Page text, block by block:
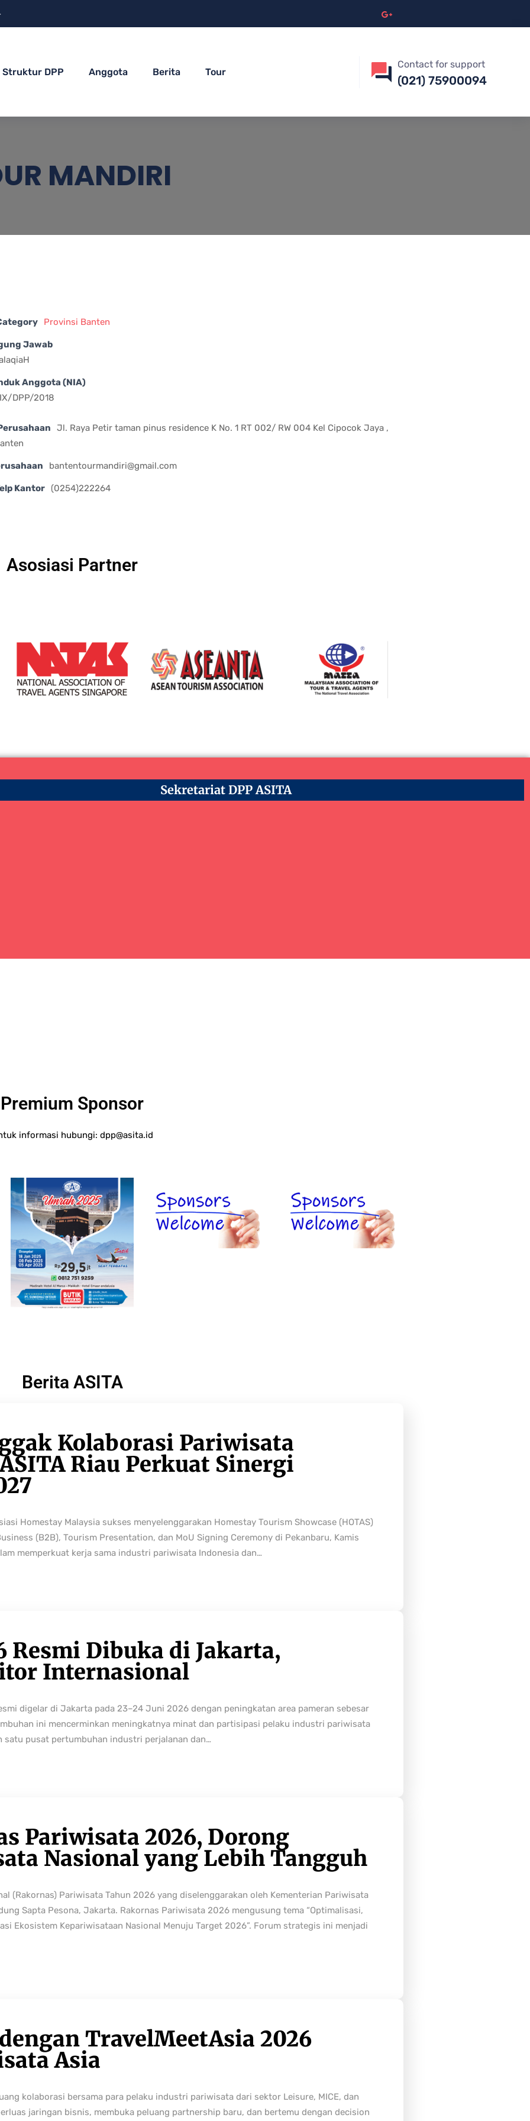
Struktur DPP Anggota Berita Tour
Contact for support
(021) 75900094
MANDIRI
Provinsi Banten
Jawab
Anggota (NIA)
DPP/2018
Jl. Raya Petir taman pinus residence K No. 1 RT 002/ RW 004 Kel Cipocok Jaya ,
bantentourmandiri@gmail.com
Kantor (0254)222264
Asosiasi Partner
Sekretariat DPP ASITA
Premium Sponsor
informasi hubungi: dpp@asita.id
Berita ASITA
Kolaborasi Pariwisata
Riau Perkuat Sinergi
Homestay Malaysia sukses menyelenggarakan Homestay Tourism Showcase (HOTAS)
(B2B), Tourism Presentation, dan MoU Signing Ceremony di Pekanbaru, Kamis
memperkuat kerja sama industri pariwisata Indonesia dan…
Resmi Dibuka di Jakarta,
Internasional
digelar di Jakarta pada 23–24 Juni 2026 dengan peningkatan area pameran sebesar
ini mencerminkan meningkatnya minat dan partisipasi pelaku industri pariwisata
satu pusat pertumbuhan industri perjalanan dan…
Pariwisata 2026, Dorong
Nasional yang Lebih Tangguh
(Rakornas) Pariwisata Tahun 2026 yang diselenggarakan oleh Kementerian Pariwisata
Sapta Pesona, Jakarta. Rakornas Pariwisata 2026 mengusung tema “Optimalisasi,
Ekosistem Kepariwisataan Nasional Menuju Target 2026”. Forum strategis ini menjadi
TravelMeetAsia 2026
Asia
kolaborasi bersama para pelaku industri pariwisata dari sektor Leisure, MICE, dan
jaringan bisnis, membuka peluang partnership baru, dan bertemu dengan decision